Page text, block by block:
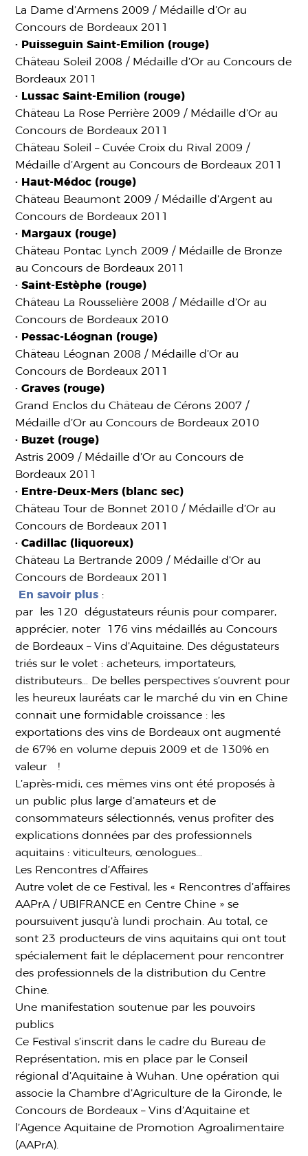
La Dame d’Armens 2009 / Médaille d’Or au
Concours de Bordeaux 2011
· Puisseguin Saint-Emilion (rouge)
Château Soleil 2008 / Médaille d’Or au Concours de
Bordeaux 2011
· Lussac Saint-Emilion (rouge)
Château La Rose Perrière 2009 / Médaille d’Or au
Concours de Bordeaux 2011
Château Soleil – Cuvée Croix du Rival 2009 /
Médaille d’Argent au Concours de Bordeaux 2011
· Haut-Médoc (rouge)
Château Beaumont 2009 / Médaille d’Argent au
Concours de Bordeaux 2011
· Margaux (rouge)
Château Pontac Lynch 2009 / Médaille de Bronze
au Concours de Bordeaux 2011
· Saint-Estèphe (rouge)
Château La Rousselière 2008 / Médaille d’Or au
Concours de Bordeaux 2010
· Pessac-Léognan (rouge)
Château Léognan 2008 / Médaille d’Or au
Concours de Bordeaux 2011
· Graves (rouge)
Grand Enclos du Château de Cérons 2007 /
Médaille d’Or au Concours de Bordeaux 2010
· Buzet (rouge)
Astris 2009 / Médaille d’Or au Concours de
Bordeaux 2011
· Entre-Deux-Mers (blanc sec)
Château Tour de Bonnet 2010 / Médaille d’Or au
Concours de Bordeaux 2011
· Cadillac (liquoreux)
Château La Bertrande 2009 / Médaille d’Or au
Concours de Bordeaux 2011
En savoir plus :
par les 120 dégustateurs réunis pour comparer,
apprécier, noter 176 vins médaillés au Concours
de Bordeaux – Vins d’Aquitaine. Des dégustateurs
triés sur le volet : acheteurs, importateurs,
distributeurs… De belles perspectives s’ouvrent pour
les heureux lauréats car le marché du vin en Chine
connaît une formidable croissance : les
exportations des vins de Bordeaux ont augmenté
de 67% en volume depuis 2009 et de 130% en
valeur !
L’après-midi, ces mêmes vins ont été proposés à
un public plus large d’amateurs et de
consommateurs sélectionnés, venus profiter des
explications données par des professionnels
aquitains : viticulteurs, œnologues…
Les Rencontres d’Affaires
Autre volet de ce Festival, les « Rencontres d’affaires
AAPrA / UBIFRANCE en Centre Chine » se
poursuivent jusqu’à lundi prochain. Au total, ce
sont 23 producteurs de vins aquitains qui ont tout
spécialement fait le déplacement pour rencontrer
des professionnels de la distribution du Centre
Chine.
Une manifestation soutenue par les pouvoirs
publics
Ce Festival s’inscrit dans le cadre du Bureau de
Représentation, mis en place par le Conseil
régional d’Aquitaine à Wuhan. Une opération qui
associe la Chambre d’Agriculture de la Gironde, le
Concours de Bordeaux – Vins d’Aquitaine et
l’Agence Aquitaine de Promotion Agroalimentaire
(AAPrA).